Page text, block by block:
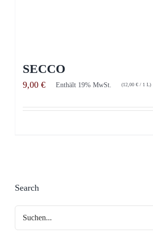
SECCO
9,00 € Enthält 19% MwSt. (12,00€ / 1 L)
Search